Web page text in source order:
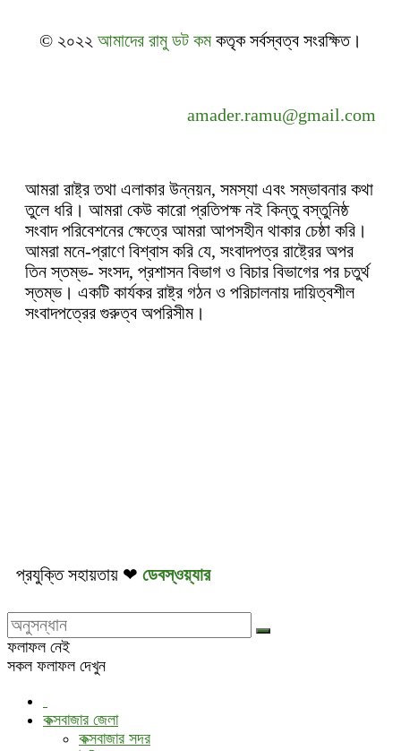
© ২০২২ আমাদের রামু ডট কমকতৃক সর্বস্বত্ব সংরক্ষিত।
amader.ramu@gmail.com
আমরা রাষ্ট্র তথা এলাকার উন্নয়ন, সমস্যা এবং সম্ভাবনার কথা
তুলে ধরি। আমরা কেউ কারো প্রতিপক্ষ নই কিন্তু বস্তুনিষ্ঠ
সংবাদ পরিবেশনের ক্ষেত্রে আমরা আপসহীন থাকার চেষ্ঠা করি।
আমরা মনে-প্রাণে বিশ্বাস করি যে, সংবাদপত্র রাষ্ট্রের অপর
তিন স্তম্ভ- সংসদ, প্রশাসন বিভাগ ও বিচার বিভাগের পর চতুর্থ
স্তম্ভ। একটি কার্যকর রাষ্ট্র গঠন ও পরিচালনায় দায়িত্বশীল
সংবাদপত্রের গুরুত্ব অপরিসীম।
প্রযুক্তি সহায়তায় ❤ ডেবস্ওয়্যার
ফলাফল নেই
সকল ফলাফল দেখুন
কক্সবাজার জেলা
কক্সবাজার সদর